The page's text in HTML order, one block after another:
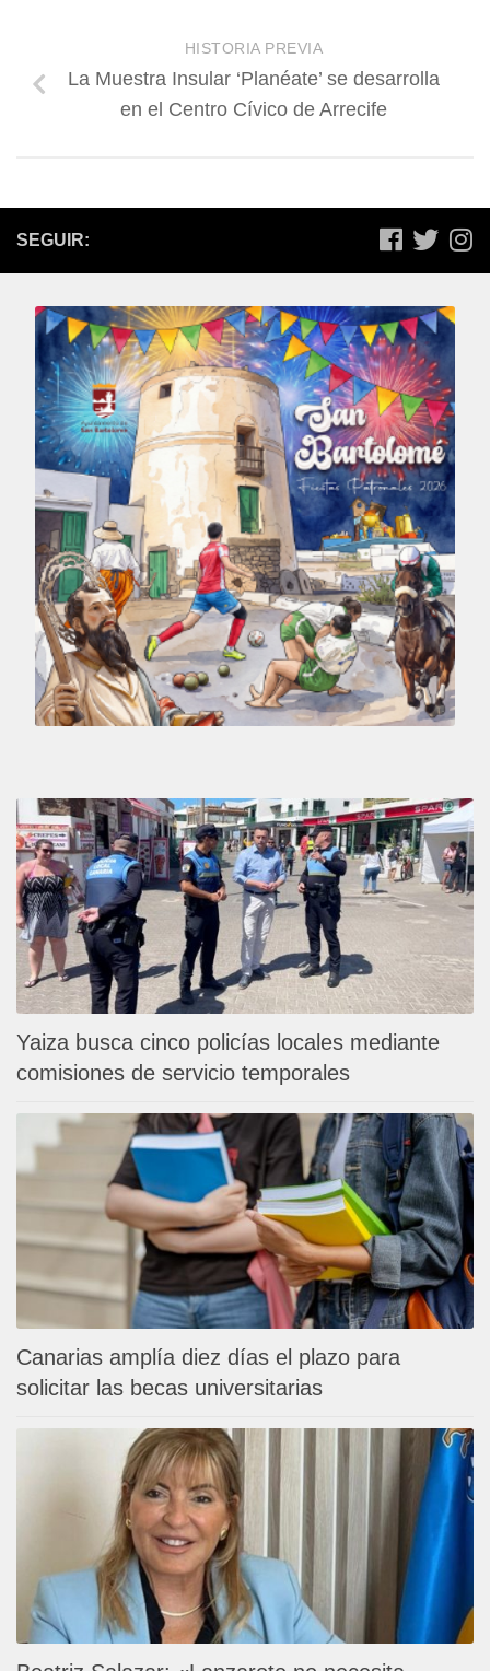
HISTORIA PREVIA
La Muestra Insular ‘Planéate’ se desarrolla
en el Centro Cívico de Arrecife
SEGUIR:
Yaiza busca cinco policías locales mediante
comisiones de servicio temporales
Canarias amplía diez días el plazo para
solicitar las becas universitarias